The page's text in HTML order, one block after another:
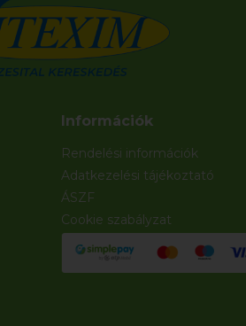
Információk
Rendelési információk
Adatkezelési tájékoztató
ÁSZF
Cookie szabályzat